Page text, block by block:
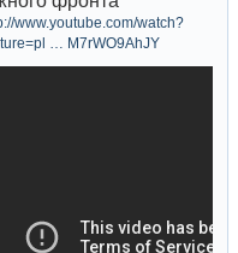
www.youtube.com/watch?
… M7rWO9AhJY